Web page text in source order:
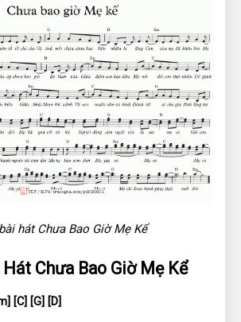
hát Chưa Bao Giờ Mẹ Kể
Chưa Bao Giờ Mẹ Kể
[C] [G] [D]